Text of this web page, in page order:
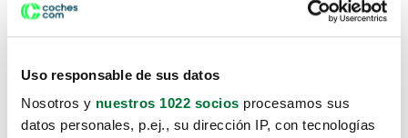
Uso responsable de sus datos
Nosotros y nuestros 1022 socios procesamos sus
datos personales, p.ej., su dirección IP, con tecnologías